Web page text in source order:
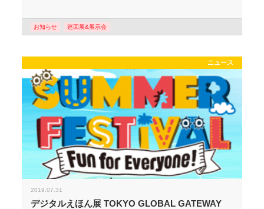
お知らせ 巡回展&展示会
ニュース
2019.07.31
デジタルえほん展 TOKYO GLOBAL GATEWAY